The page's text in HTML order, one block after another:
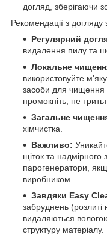
догляд, зберігаючи
Рекомендації з
Регулярний
видалення пилу та
Локальне
використовуйте
засоби для чищення
промокніть, не
Загальне
хімчистка.
Важливо:
щіток та
парогенератори,
виробником.
Завдяки Easy
забруднень (розлиті
видаляються
структуру матеріалу.